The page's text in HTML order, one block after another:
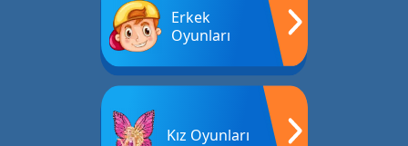
Erkek
Oyunları
Kız Oyunları